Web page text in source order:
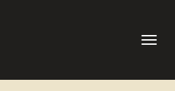
DÉPLIER